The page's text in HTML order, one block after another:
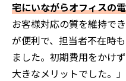
宅にいながらオフィスの
お客様対応の質を維持で
が便利で、担当者不在時
ました。初期費用をかけ
大きなメリットでした。」